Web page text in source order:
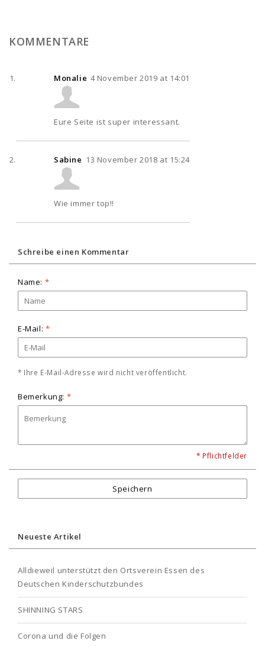
KOMMENTARE
Monalie 4 November 2019 at 14:01
Eure Seite ist super interessant.
Sabine 13 November 2018 at 15:24
Wie immer top!!
Schreibe einen Kommentar
Name: *
E-Mail: *
* Ihre E-Mail-Adresse wird nicht veröffentlicht.
Bemerkung: *
* Pflichtfelder
Speichern
Neueste Artikel
Alldieweil unterstützt den Ortsverein Essen des
Deutschen Kinderschutzbundes
SHINNING STARS
Corona und die Folgen